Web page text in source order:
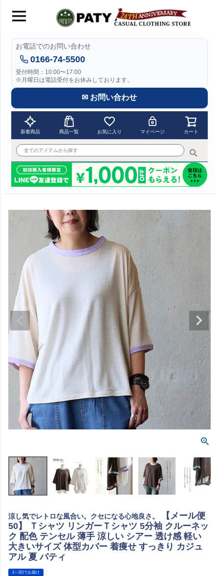
お電話でのお問い合わせ
0166-74-5500
受付時間：10:00〜17:00
※月曜日は電話受付をお休みしております。
✉ お問い合わせ
新着商品 商品一覧 お気に入り マイページ カート
涼し気でレトロな風合い。クセになる心地良さ。
【メール便
50】 Ｔシャツ リンガーＴシャツ 5分袖 クルーネッ
ク 配色 テンセル 薄手 涼しい シアー 透け感 軽い
大きいサイズ 体型カバー 着痩せ すっきり カジュ
アル 夏 パティ
2～3日でお届け